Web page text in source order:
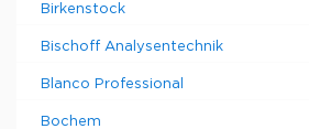
Birkenstock
Bischoff Analysentechnik
Blanco Professional
Bochem